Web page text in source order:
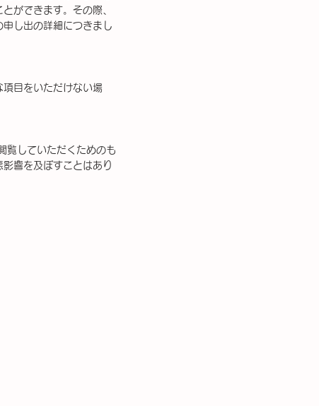
ができます。その際、
し出の詳細につきまし
目をいただけない場
覧していただくためのも
響を及ぼすことはあり